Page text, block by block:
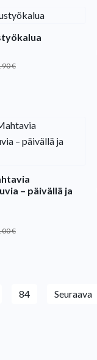
€
– päivällä ja
€
84 Seuraava